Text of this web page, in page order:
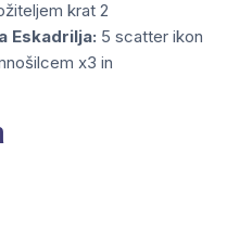
krat 2
Eskadrilja: 5 scatter ikon
x3 in